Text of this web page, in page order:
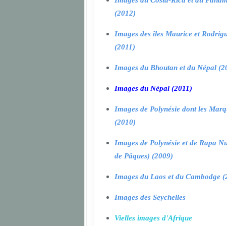
(2012)
Images des îles Maurice et
(2011)
Images du Bhoutan et du Népal
Images du Népal (2011)
Images de Polynésie dont les
(2010)
Images de Polynésie et de Rapa
de Pâques) (2009)
Images du Laos et du Cambodge
Images des Seychelles
Vielles images d'Afrique